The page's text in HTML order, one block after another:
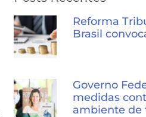
Reforma
Brasil
Governo
medidas
ambiente de